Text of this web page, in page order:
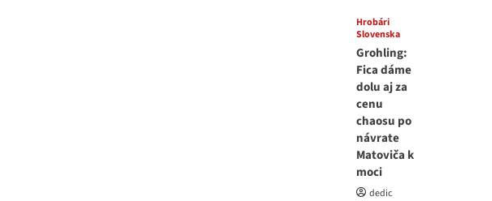
Hrobári
Slovenska
Grohling:
Fica dáme
dolu aj za
cenu
chaosu po
návrate
Matoviča k
moci
dedic